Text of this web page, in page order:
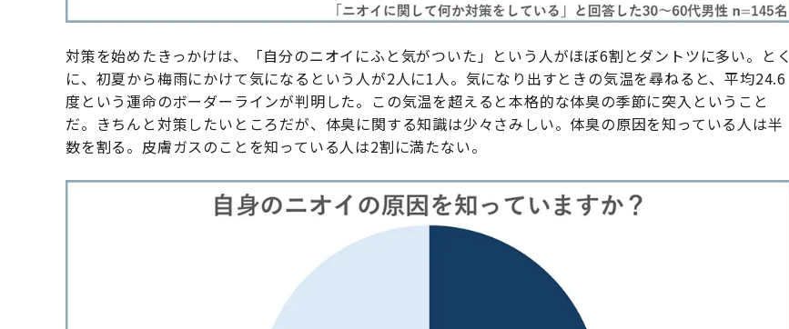
対策を始めたきっかけは、「自分のニオイにふと気がついた」という人がほぼ6割とダントツに多い。とく
に、初夏から梅雨にかけて気になるという人が2人に1人。気になり出すときの気温を尋ねると、平均24.6
度という運命のボーダーラインが判明した。この気温を超えると本格的な体臭の季節に突入ということ
だ。きちんと対策したいところだが、体臭に関する知識は少々さみしい。体臭の原因を知っている人は半
数を割る。皮膚ガスのことを知っている人は2割に満たない。